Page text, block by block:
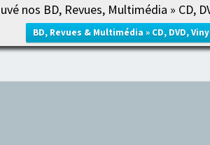
nos BD, Revues, Multimédia » CD,
BD, Revues & Multimédia » CD, DVD,